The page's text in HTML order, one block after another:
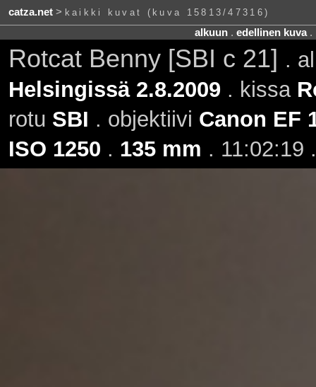
catza.net> kaikki kuvat (kuva 15813/47316)
alkuun. edellinen kuva.
Rotcat Benny [SBI c 21] .
Helsingissä 2.8.2009 . kissa
rotu SBI . objektiivi Canon EF
ISO 1250 . 135 mm . 11:02:19